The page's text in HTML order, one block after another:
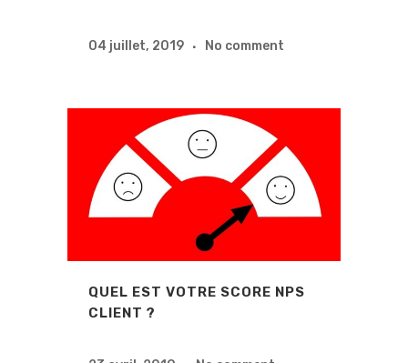
04 juillet, 2019 No comment
QUEL EST VOTRE SCORE NPS
CLIENT ?